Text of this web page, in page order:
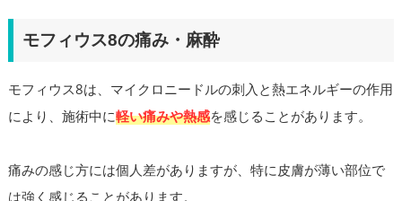
モフィウス8の痛み・麻酔
モフィウス8は、マイクロニードルの刺入と熱エネルギーの作用
により、施術中に軽い痛みや熱感を感じることがあります。
痛みの感じ方には個人差がありますが、特に皮膚が薄い部位で
は強く感じることがあります。